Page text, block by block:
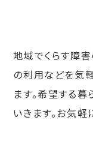
地域でくらす障
の利用などを気
ます。希望する
いきます。お気軽